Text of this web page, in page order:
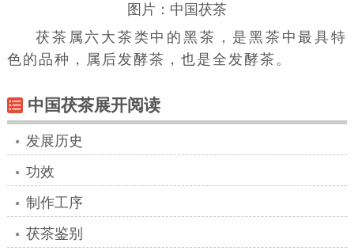
图片：中国茯茶
茯茶属六大茶类中的 黑茶 ，是黑茶中最具特
色的品种，属后发酵茶，也是全发酵茶。
中国茯茶展开阅读
发展历史
功效
制作工序
茯茶鉴别